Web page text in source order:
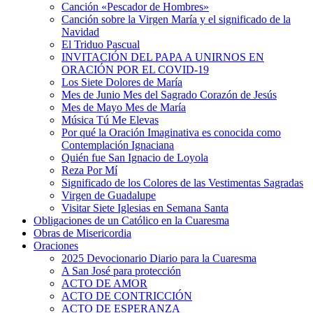
Canción «Pescador de Hombres»
Canción sobre la Virgen María y el significado de la
Navidad
El Triduo Pascual
INVITACIÓN DEL PAPA A UNIRNOS EN
ORACIÓN POR EL COVID-19
Los Siete Dolores de María
Mes de Junio Mes del Sagrado Corazón de Jesús
Mes de Mayo Mes de María
Música Tú Me Elevas
Por qué la Oración Imaginativa es conocida como
Contemplación Ignaciana
Quién fue San Ignacio de Loyola
Reza Por Mí
Significado de los Colores de las Vestimentas Sagradas
Virgen de Guadalupe
Visitar Siete Iglesias en Semana Santa
Obligaciones de un Católico en la Cuaresma
Obras de Misericordia
Oraciones
2025 Devocionario Diario para la Cuaresma
A San José para protección
ACTO DE AMOR
ACTO DE CONTRICCIÓN
ACTO DE ESPERANZA